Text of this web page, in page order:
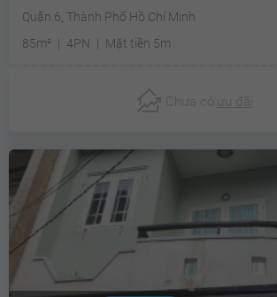
Quận 6, Thành Phố Hồ Chí Minh
85m²
4PN Mặt tiền 5m
Chưa có ưu đãi